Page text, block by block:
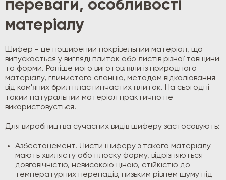
переваги, особливості
матеріалу
Шифер - це поширений покрівельний матеріал, що
випускається у вигляді плиток або листів різної товщини
та форми. Раніше його виготовляли із природного
матеріалу, глинистого сланцю, методом відколювання
від кам'яних брил пластинчастих плиток. На сьогодні
такий натуральний матеріал практично не
використовується.
Для виробництва сучасних видів шиферу застосовують:
Азбестоцемент. Листи шиферу з такого матеріалу
мають хвилясту або плоску форму, відрізняються
довговічністю, невисокою ціною, стійкістю до
температурних перепадів, низьким рівнем шуму під